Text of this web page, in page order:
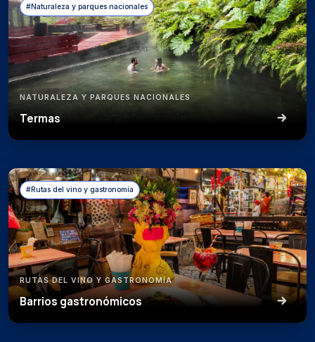
#Naturaleza y parques nacionales
NATURALEZA Y PARQUES NACIONALES
Termas
#Rutas del vino y gastronomía
RUTAS DEL VINO Y GASTRONOMÍA
Barrios gastronómicos